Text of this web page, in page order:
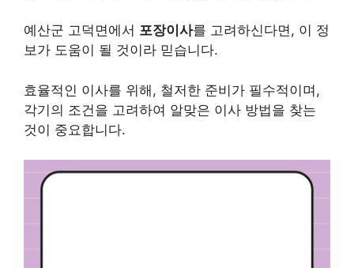
예산군 고덕면에서 포장이사를 고려하신다면, 이 정
보가 도움이 될 것이라 믿습니다.
효율적인 이사를 위해, 철저한 준비가 필수적이며,
각기의 조건을 고려하여 알맞은 이사 방법을 찾는
것이 중요합니다.